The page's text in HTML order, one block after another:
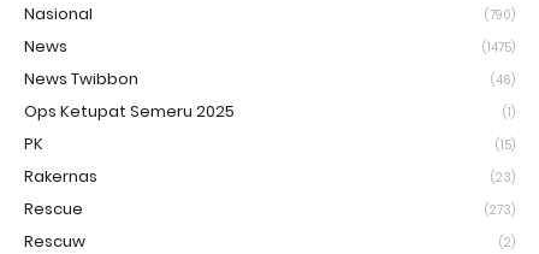
Nasional (790)
News (1475)
News Twibbon (46)
Ops Ketupat Semeru 2025 (1)
PK (15)
Rakernas (23)
Rescue (273)
Rescuw (2)